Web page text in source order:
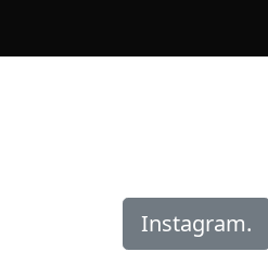
Instagram.